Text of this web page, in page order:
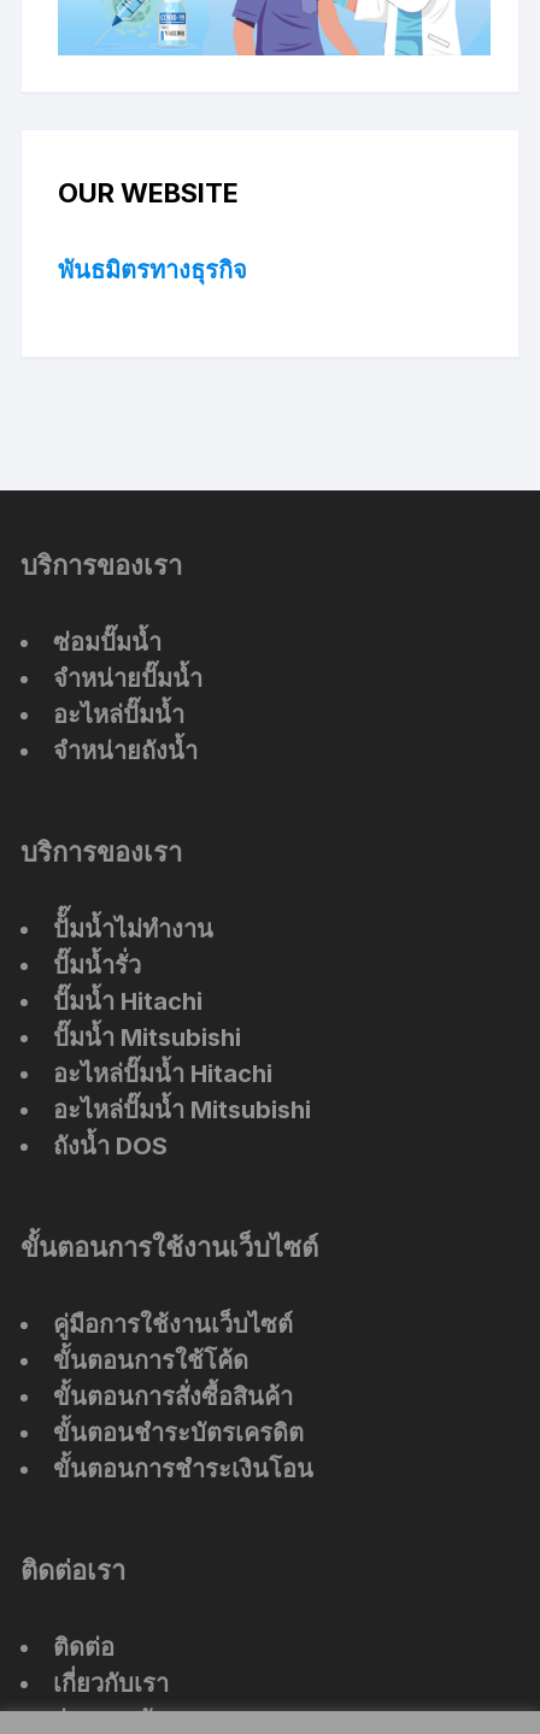
OUR WEBSITE
พันธมิตรทางธุรกิจ
บริการของเรา
ซ่อมปั๊มน้ำ
จำหน่ายปั๊มน้ำ
อะไหล่ปั๊มน้ำ
จำหน่ายถังน้ำ
บริการของเรา
ปัั๊มน้ำไม่ทำงาน
ปั๊มน้ำรั่ว
ปั๊มน้ำ Hitachi
ปั๊มน้ำ Mitsubishi
อะไหล่ปั๊มน้ำ Hitachi
อะไหล่ปั๊มน้ำ Mitsubishi
ถังน้ำ DOS
ขั้นตอนการใช้งานเว็บไซต์
คู่มือการใช้งานเว็บไซต์
ขั้นตอนการใช้โค้ด
ขั้นตอนการสั่งซื้อสินค้า
ขั้นตอนชำระบัตรเครดิต
ขั้นตอนการชำระเงินโอน
ติดต่อเรา
ติดต่อ
เกี่ยวกับเรา
ร่วมงานกับเรา